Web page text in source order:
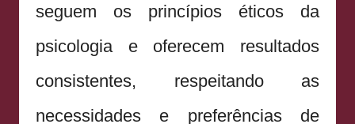
seguem os princípios éticos da
psicologia e oferecem resultados
consistentes, respeitando as
necessidades e preferências de